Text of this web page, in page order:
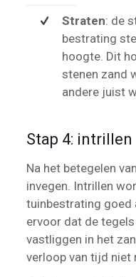
Straten: de
bestrating
hoogte. Dit
stenen zand
andere juist
Stap 4:
Na het betegelen
invegen. Intrillen
tuinbestrating goed
ervoor dat de
vastliggen in het
verloop van tijd niet